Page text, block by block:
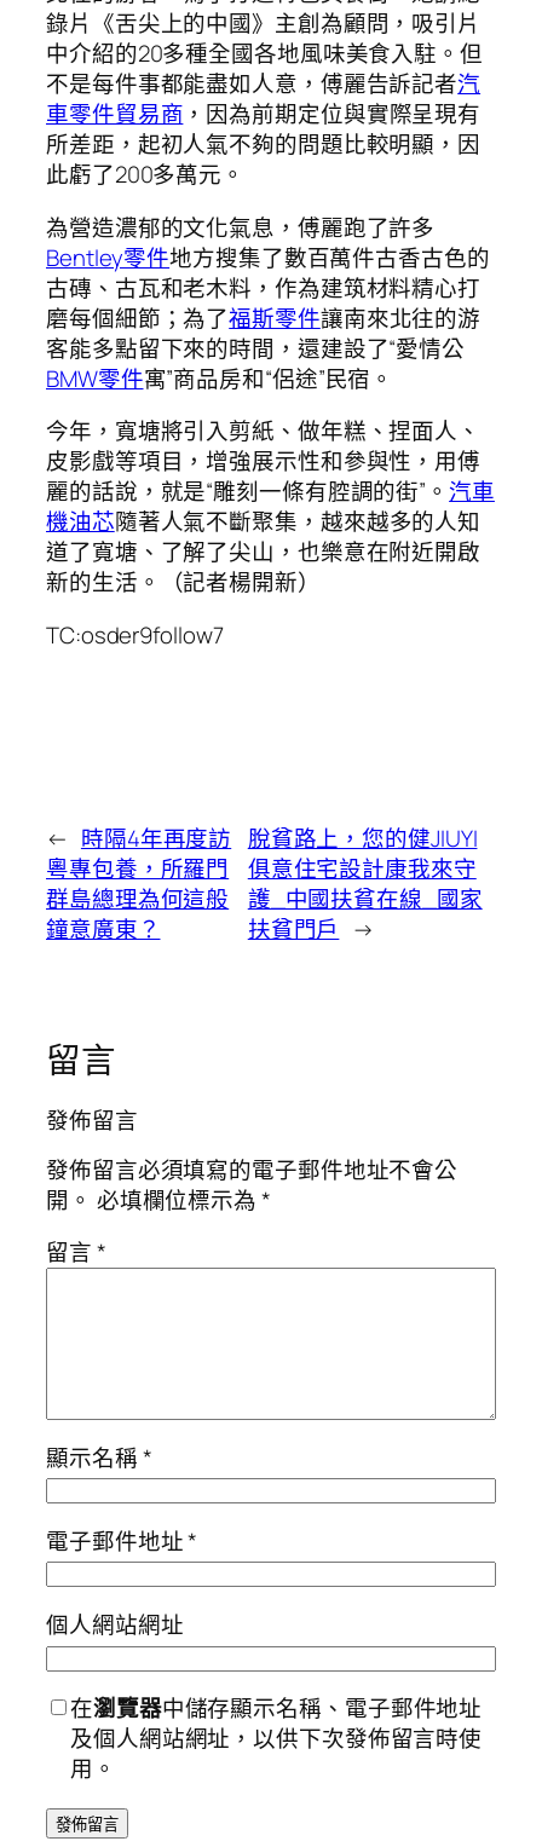
錄片《舌尖上的中國》主創為顧問，吸引片
中介紹的20多種全國各地風味美食入駐。但
不是每件事都能盡如人意，傅麗告訴記者汽
車零件貿易商 ，因為前期定位與實際呈現有
所差距，起初人氣不夠的問題比較明顯，因
此虧了200多萬元。
為營造濃郁的文化氣息，傅麗跑了許多
Bentley零件地方搜集了數百萬件古香古色的
古磚、古瓦和老木料，作為建筑材料精心打
磨每個細節；為了福斯零件讓南來北往的游
客能多點留下來的時間，還建設了“愛情公
BMW零件寓”商品房和“侶途”民宿。
今年，寬塘將引入剪紙、做年糕、捏面人、
皮影戲等項目，增強展示性和參與性，用傅
麗的話說，就是“雕刻一條有腔調的街”。汽車
機油芯隨著人氣不斷聚集，越來越多的人知
道了寬塘、了解了尖山，也樂意在附近開啟
新的生活。（記者楊開新）
TC:osder9follow7
← 時隔4年再度訪
粵專包養，所羅門
群島總理為何這般
鐘意廣東？
脫貧路上，您的健JIUYI
俱意住宅設計康我來守
護_中國扶貧在線_國家
扶貧門戶
→
留言
發佈留言
發佈留言必須填寫的電子郵件地址不會公
開。 必填欄位標示為*
留言*
顯示名稱*
電子郵件地址*
個人網站網址
在瀏覽器中儲存顯示名稱、電子郵件地址
及個人網站網址，以供下次發佈留言時使
用。